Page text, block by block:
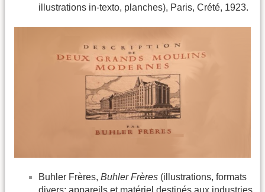
illustrations in-texto, planches), Paris, Crété, 1923.
Buhler Frères, Buhler Frères (illustrations, formats